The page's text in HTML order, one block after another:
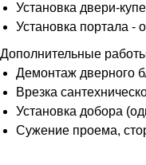
Установка двери-
Установка портала -
Дополнительные
Демонтаж дверного
Врезка
Установка добора
Сужение проема,